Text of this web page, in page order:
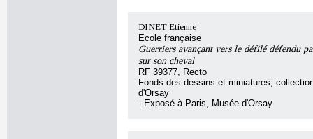
DINET Etienne
Ecole française
Guerriers avançant vers le défilé défendu
sur son cheval
RF 39377, Recto
Fonds des dessins et miniatures,
d'Orsay
- Exposé à Paris, Musée d'Orsay